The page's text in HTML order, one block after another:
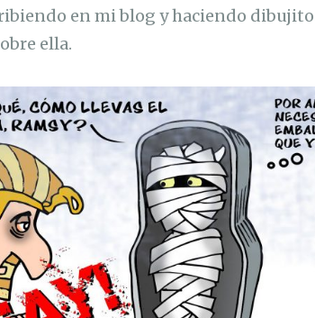
en mi blog y haciendo
ella.